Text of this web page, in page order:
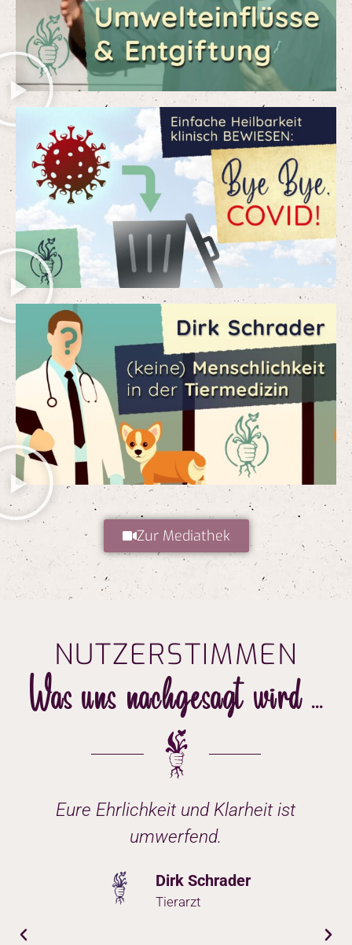
Zur Mediathek
NUTZERSTIMMEN
Was uns nachgesagt wird ...
Eure Ehrlichkeit und Klarheit ist
umwerfend.
Dirk Schrader
Tierarzt